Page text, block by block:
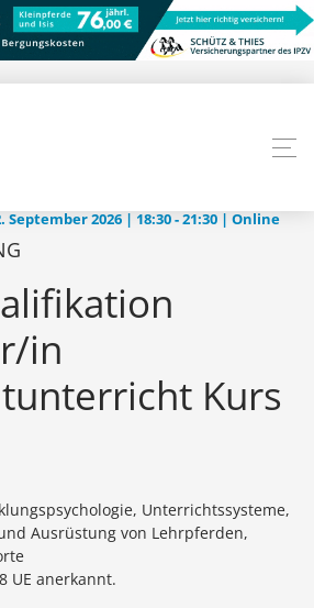
September 2026 | 18:30 ‐ 21:30 | Online
in
Kurs
Unterrichtssysteme,
Ausrüstung von Lehrpferden,
UE anerkannt.